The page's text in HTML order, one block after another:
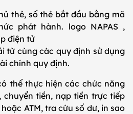
thẻ, số thẻ bắt đầu bằng mã
phát hành. logo NAPAS ,
điện tử
từ cùng các quy định sử dụng
chính quy định.
thể thực hiện các chức năng
tiền, nạp tiền trực tiếp
ATM, tra cứu số dư, in sao